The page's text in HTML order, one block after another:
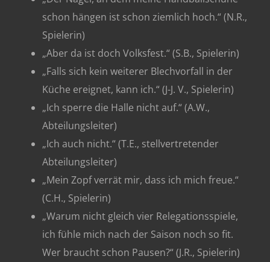
schon hängen ist schon ziemlich hoch.“ (N.R.,
Spielerin)
„Aber da ist doch Volksfest.“ (S.B., Spielerin)
„Falls sich kein weiterer Blechvorfall in der
Küche ereignet, kann ich.“ (J-J. V., Spielerin)
„Ich sperre die Halle nicht auf.“ (A.W.,
Abteilungsleiter)
„Ich auch nicht.“ (T.E., stellvertretender
Abteilungsleiter)
„Mein Zopf verrät mir, dass ich mich freue.“
(C.H., Spielerin)
„Warum nicht gleich vier Relegationsspiele,
ich fühle mich nach der Saison noch so fit.
Wer braucht schon Pausen?“ (J.R., Spielerin)